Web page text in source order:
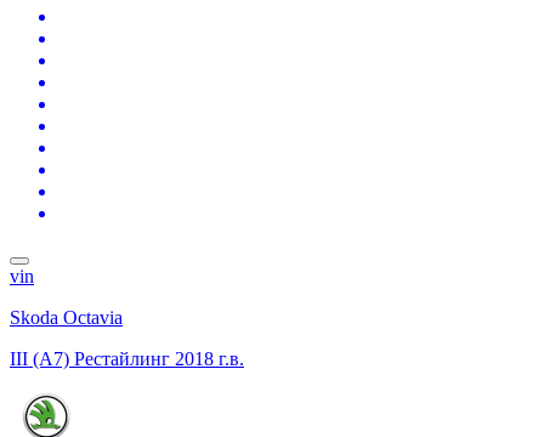
vin
Skoda Octavia
III (A7) Рестайлинг 2018 г.в.